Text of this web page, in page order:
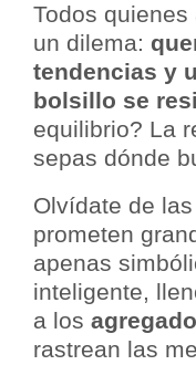
Todos
un dilema:
tendencias y
bolsillo se
equilibrio? La
sepas dónde
Olvídate de
prometen
apenas
inteligente,
a los
rastrean las